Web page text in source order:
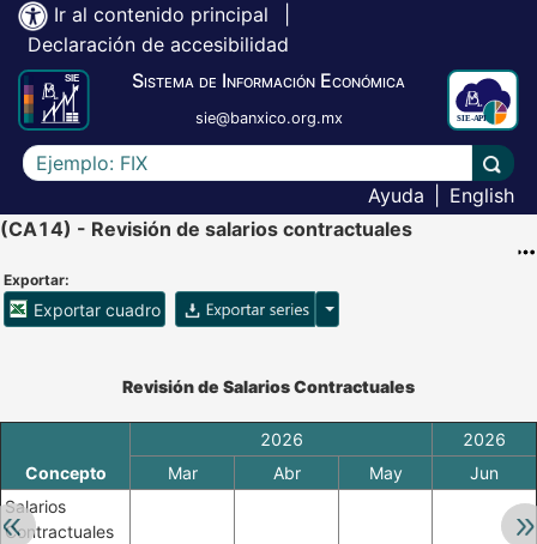
Ir al contenido principal
Declaración de accesibilidad
Sistema de Información Económica
sie@banxico.org.mx
Escriba el texto a buscar
Ayuda
English
(CA14) - Revisión de salarios contractuales
Exportar:
Exportar cuadro Opciones para exportar
Retroceder:
Accesibilidad de Cuadros Analíticos, al exportar el cuadro
Revisión de Salarios Contractuales
Concepto
2026
2026
Mar
Abr May
Jun
Salarios
Contractuales